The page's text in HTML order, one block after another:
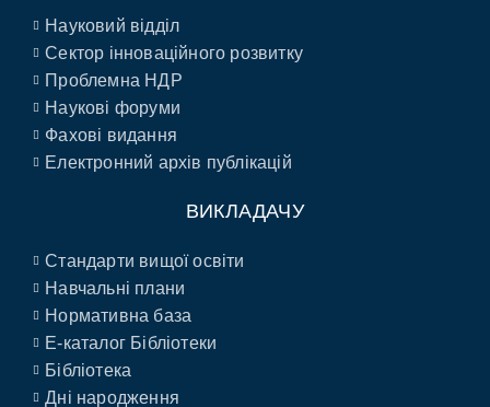
Науковий відділ
Сектор інноваційного розвитку
Проблемна НДР
Наукові форуми
Фахові видання
Електронний архів публікацій
ВИКЛАДАЧУ
Стандарти вищої освіти
Навчальні плани
Нормативна база
E-каталог Бібліотеки
Бібліотека
Дні народження